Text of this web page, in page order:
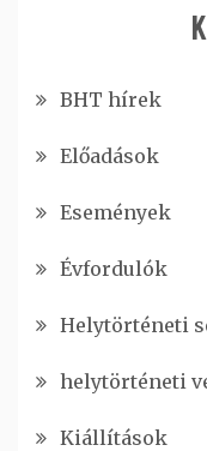
BHT hírek
Előadások
Események
Évfordulók
Helytörténeti
helytörténeti
Kiállítások